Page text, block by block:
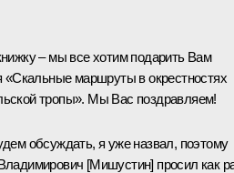
– мы все хотим подарить Вам
«Скальные маршруты в окрестностях
тропы». Мы Вас поздравляем!
обсуждать, я уже назвал, поэтому
[Мишустин] просил как